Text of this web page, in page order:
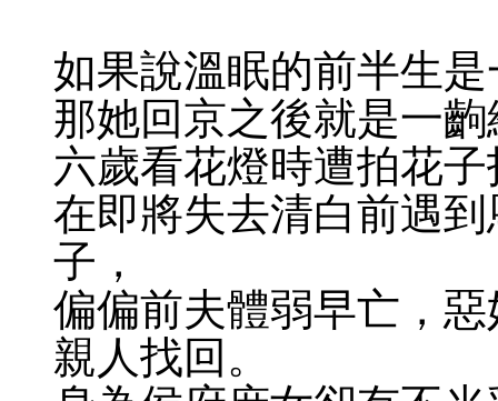
如果說溫眠的前半生
那她回京之後就是一
六歲看花燈時遭拍花
在即將失去清白前遇
子，
偏偏前夫體弱早亡，
親人找回。